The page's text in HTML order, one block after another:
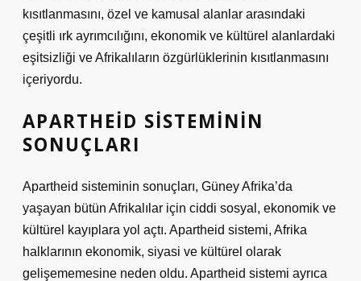
kısıtlanmasını, özel ve kamusal alanlar arasındaki
çeşitli ırk ayrımcılığını, ekonomik ve kültürel alanlardaki
eşitsizliği ve Afrikalıların özgürlüklerinin kısıtlanmasını
içeriyordu.
APARTHEID SISTEMININ
SONUÇLARI
Apartheid sisteminin sonuçları, Güney Afrika’da
yaşayan bütün Afrikalılar için ciddi sosyal, ekonomik ve
kültürel kayıplara yol açtı. Apartheid sistemi, Afrika
halklarının ekonomik, siyasi ve kültürel olarak
gelişememesine neden oldu. Apartheid sistemi ayrıca